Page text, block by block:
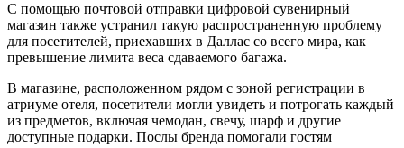
С помощью почтовой отправки цифровой сувенирный
магазин также устранил такую распространенную проблему
для посетителей, приехавших в Даллас со всего мира, как
превышение лимита веса сдаваемого багажа.
В магазине, расположенном рядом с зоной регистрации в
атриуме отеля, посетители могли увидеть и потрогать каждый
из предметов, включая чемодан, свечу, шарф и другие
доступные подарки. Послы бренда помогали гостям